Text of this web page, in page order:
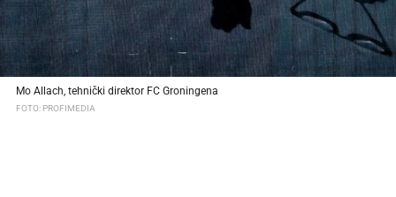
Mo Allach, tehnički direktor FC Groningena
FOTO: PROFIMEDIA